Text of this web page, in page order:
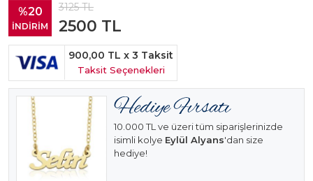
%20
İNDİRİM
3125TL
2500 TL
900,00 TL x 3 Taksit
Taksit Seçenekleri
10.000 TL ve üzeri tüm siparişlerinizde
isimli kolye Eylül Alyans'dan size
hediye!